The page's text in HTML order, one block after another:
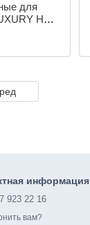
для
HM-
информация
923 22 16
вам?